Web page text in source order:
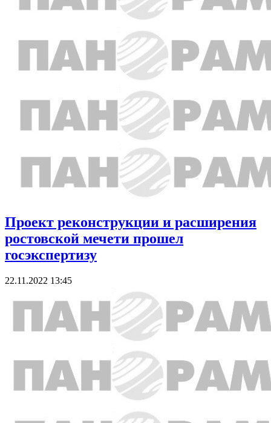
Проект реконструкции и расширения
ростовской мечети прошел
госэкспертизу
22.11.2022 13:45